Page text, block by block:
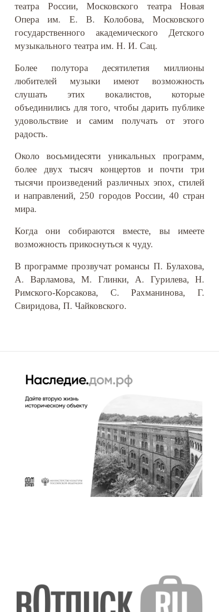
театра России, Московского театра Новая
Опера им. Е. В. Колобова, Московского
государственного академического Детского
музыкального театра им. Н. И. Сац.
Более полутора десятилетия миллионы
любителей музыки имеют возможность
слушать этих вокалистов, которые
объединились для того, чтобы дарить публике
удовольствие и самим получать от этого
радость.
Около восьмидесяти уникальных программ,
более двух тысяч концертов и почти три
тысячи произведений различных эпох, стилей
и направлений, 250 городов России, 40 стран
мира.
Когда они собираются вместе, вы имеете
возможность прикоснуться к чуду.
В программе прозвучат романсы П. Булахова,
А. Варламова, М. Глинки, А. Гурилева, Н.
Римского-Корсакова, С. Рахманинова, Г.
Свиридова, П. Чайковского.